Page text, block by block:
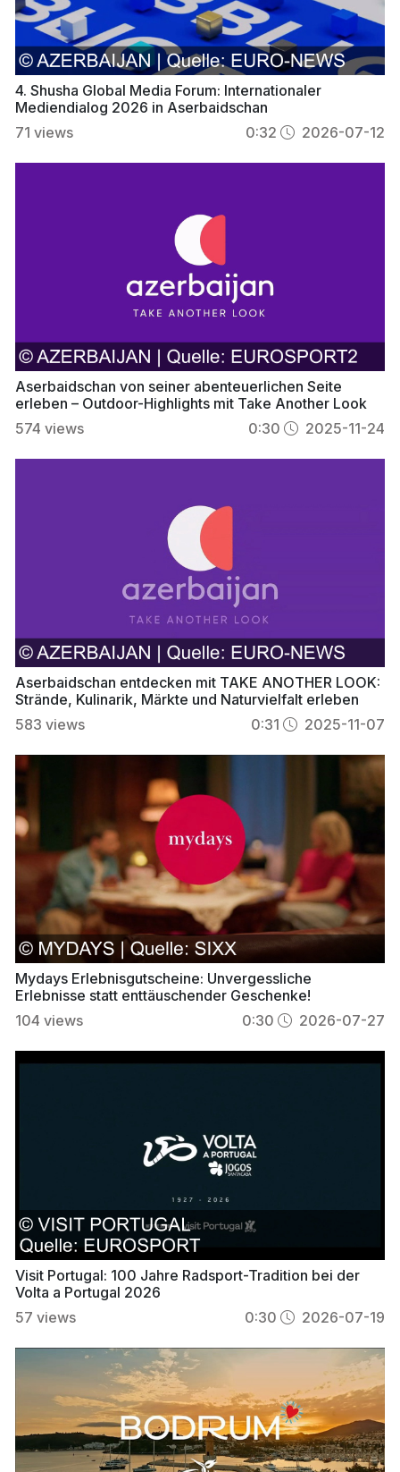
4. Shusha Global Media Forum: Internationaler
Mediendialog 2026 in Aserbaidschan
71 views 0:32 2026-07-12
Aserbaidschan von seiner abenteuerlichen Seite
erleben – Outdoor-Highlights mit Take Another Look
574 views 0:30 2025-11-24
Aserbaidschan entdecken mit TAKE ANOTHER LOOK:
Strände, Kulinarik, Märkte und Naturvielfalt erleben
583 views 0:31 2025-11-07
Mydays Erlebnisgutscheine: Unvergessliche
Erlebnisse statt enttäuschender Geschenke!
104 views 0:30 2026-07-27
Visit Portugal: 100 Jahre Radsport-Tradition bei der
Volta a Portugal 2026
57 views 0:30 2026-07-19